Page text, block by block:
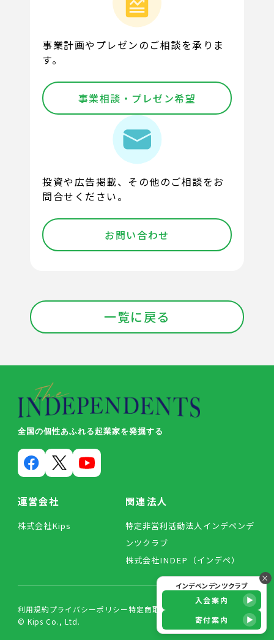
事業計画やプレゼンのご相談を承りま
す。
事業相談・プレゼン希望
投資や広告掲載、その他のご相談をお
問合せください。
お問い合わせ
一覧に戻る
×
インデペンデンツクラブ
入会案内
寄付案内
全国の個性あふれる起業家を発掘する
運営会社
株式会社Kips
関連法人
特定非営利活動法人インデペンデ
ンツクラブ
株式会社INDEP（インデペ）
利用規約プライバシーポリシー特定商取引法に基づく表記
© Kips Co., Ltd.